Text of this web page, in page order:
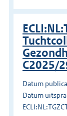
C2025/
Datum
Datum